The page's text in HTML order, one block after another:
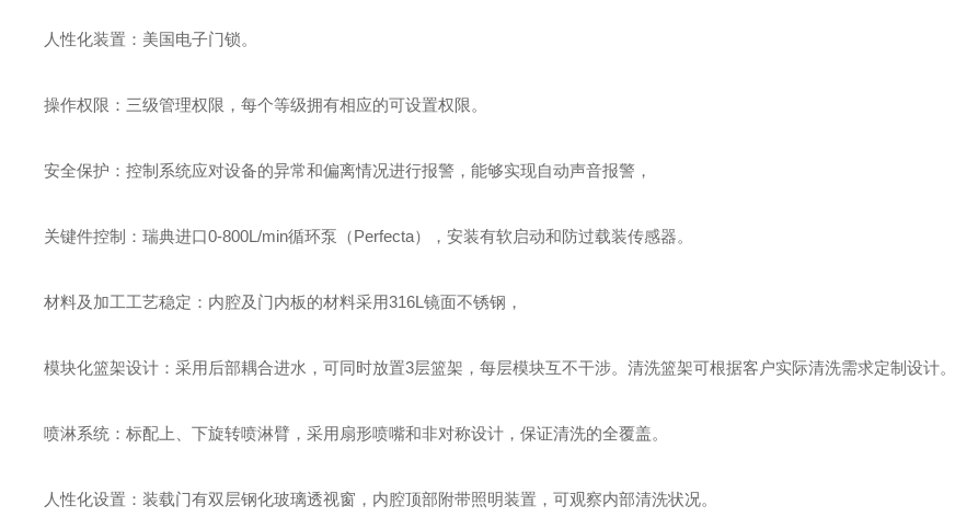
人性化装置：美国电子门锁。
操作权限：三级管理权限，每个等级拥有相应的可设置权限。
安全保护：控制系统应对设备的异常和偏离情况进行报警，能够实现自动声音报警，
关键件控制：瑞典进口0-800L/min循环泵（Perfecta），安装有软启动和防过载装传感器。
材料及加工工艺稳定：内腔及门内板的材料采用316L 镜面不锈钢，
模块化篮架设计：采用后部耦合进水，可同时放置3层篮架，每层模块互不干涉。清洗篮架可根据客户实际清洗需求定制设计。
喷淋系统：标配上、下旋转喷淋臂，采用扇形喷嘴和非对称设计，保证清洗的全覆盖。
人性化设置：装载门有双层钢化玻璃透视窗，内腔顶部附带照明装置，可观察内部清洗状况。